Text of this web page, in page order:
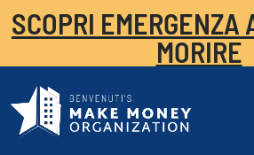
SCOPRI EMERGENZA
MORIRE